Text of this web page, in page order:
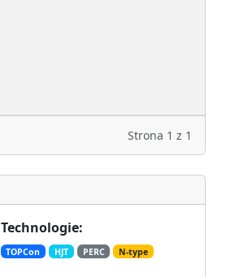
Strona 1 z 1
Technologie:
TOPCon HJT PERC N-type